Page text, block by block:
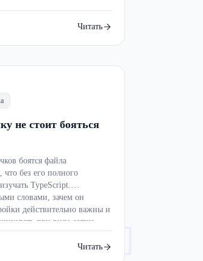
[]
бояться TS2322,
Читать
не стоит бояться
боятся файла
без его полного
TypeScript.
словами, зачем он
действительно важны и
при виде сотни
Читать